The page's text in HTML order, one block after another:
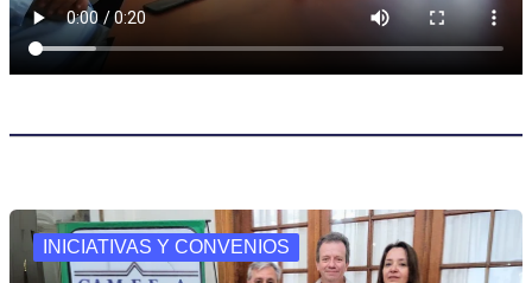
INICIATIVAS Y CONVENIOS